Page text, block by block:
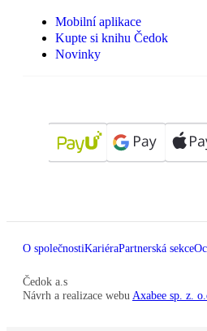
Mobilní aplikace
Kupte si knihu Čedok
Novinky
O společnostiKariéraPartnerská sekce
Čedok a.s
Návrh a realizace webu Axabee sp. z.